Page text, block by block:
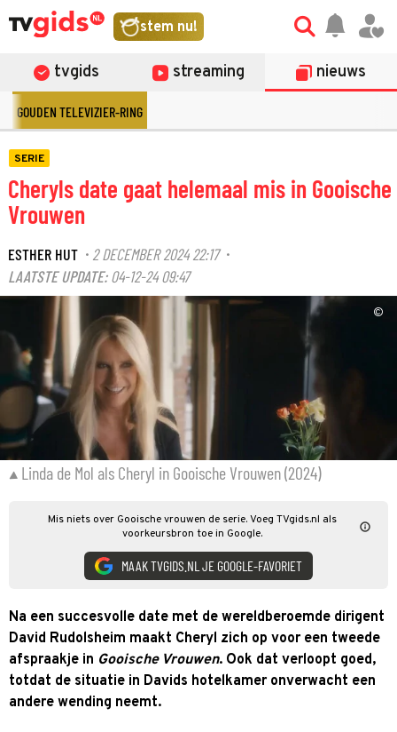
stem nu!
tvgids streaming nieuws
GOUDEN TELEVIZIER-RING
SERIE
Cheryls date gaat helemaal mis in Gooische
Vrouwen
ESTHER HUT · 2 DECEMBER 2024 22:17·
LAATSTE UPDATE: 04-12-24 09:47
©
Linda de Mol als Cheryl in Gooische Vrouwen (2024)
Mis niets over Gooische vrouwen de serie. Voeg TVgids.nl als
voorkeursbron toe in Google.
MAAK TVGIDS.NL JE GOOGLE-FAVORIET
Na een succesvolle date met de wereldberoemde dirigent
David Rudolsheim maakt Cheryl zich op voor een tweede
afspraakje in Gooische Vrouwen. Ook dat verloopt goed,
totdat de situatie in Davids hotelkamer onverwacht een
andere wending neemt.